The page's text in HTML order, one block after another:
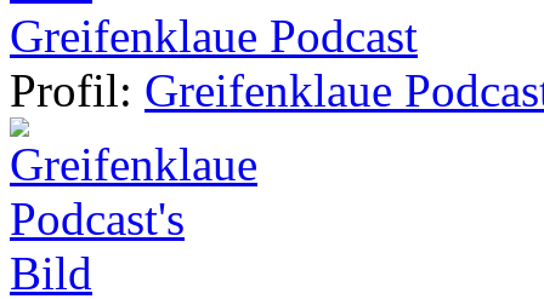
Greifenklaue Podcast
Profil: Greifenklaue